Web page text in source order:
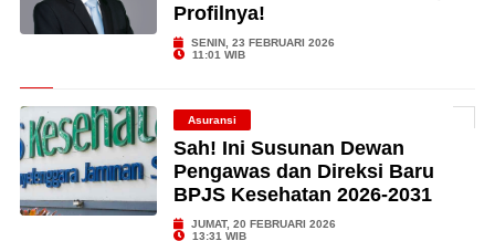
Profilnya!
SENIN, 23 FEBRUARI 2026
11:01 WIB
Asuransi
Sah! Ini Susunan Dewan
Pengawas dan Direksi Baru
BPJS Kesehatan 2026-2031
JUMAT, 20 FEBRUARI 2026
13:31 WIB